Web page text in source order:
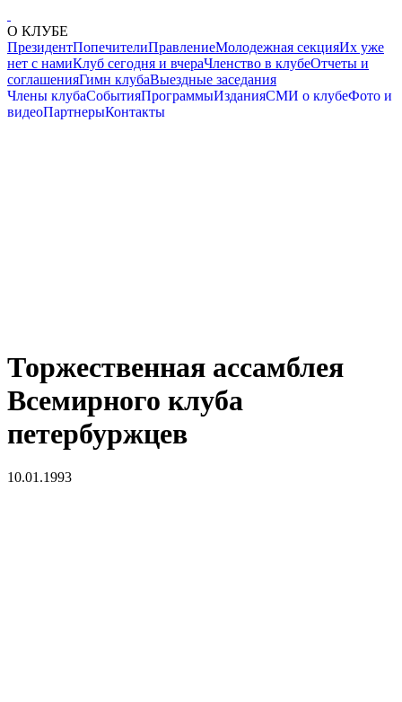
О КЛУБЕ
ПрезидентПопечителиПравлениеМолодежная секцияИх уже
нет с намиКлуб сегодня и вчераЧленство в клубеОтчеты и
соглашенияГимн клубаВыездные заседания
Члены клубаСобытияПрограммыИзданияСМИ о клубеФото и
видеоПартнерыКонтакты
Торжественная ассамблея
Всемирного клуба
петербуржцев
10.01.1993